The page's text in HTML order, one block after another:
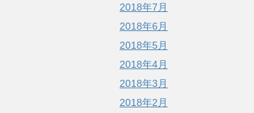
2018年7月
2018年6月
2018年5月
2018年4月
2018年3月
2018年2月